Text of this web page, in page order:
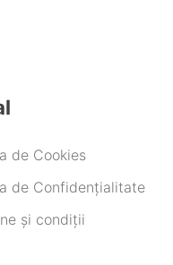
de Cookies
de Confidențialitate
și condiții